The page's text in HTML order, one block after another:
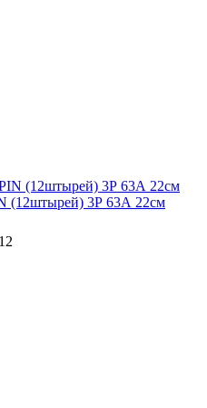
(12штырей) 3Р 63А 22см